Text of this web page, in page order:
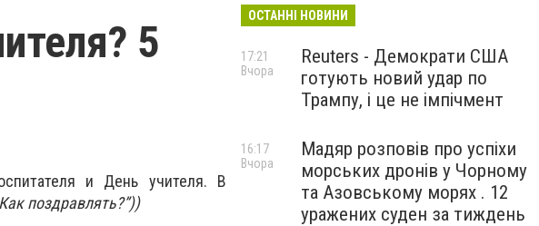
5
и День учителя. В
поздравлять?”))
ОСТАННІ НОВИНИ
Reuters - Демократи США
готують новий удар по
Трампу, і це не імпічмент
17:21
Вчора
Мадяр розповів про успіхи
морських дронів у Чорному
та Азовському морях . 12
уражених суден за тиждень
16:17
Вчора